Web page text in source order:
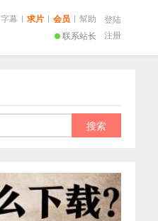
联系站长
字幕 | 求片 | 会员 | 幫助
登陆
注册